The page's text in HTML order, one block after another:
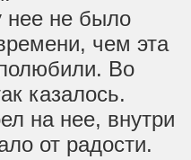
нее не было
чем эта
Во
казалось.
на нее, внутри
от радости.